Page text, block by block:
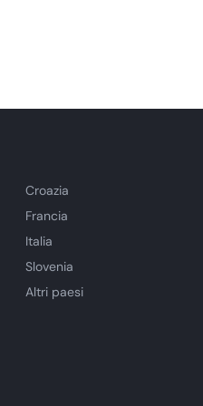
Croazia
Francia
Italia
Slovenia
Altri paesi